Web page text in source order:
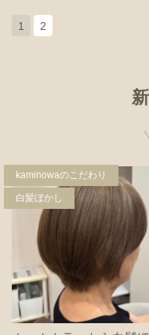
1 2
kaminowaのこだわり
白髪ぼかし